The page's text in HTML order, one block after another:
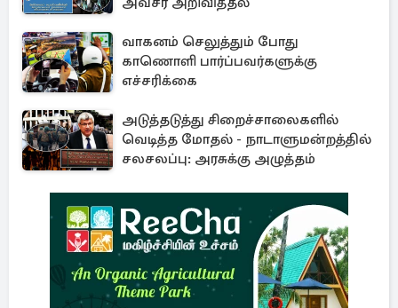
வாகனம் செலுத்தும் போது
காணொளி பார்ப்பவர்களுக்கு
எச்சரிக்கை
அடுத்தடுத்து சிறைச்சாலைகளில்
வெடித்த மோதல் - நாடாளுமன்றத்தில்
சலசலப்பு: அரசுக்கு அழுத்தம்